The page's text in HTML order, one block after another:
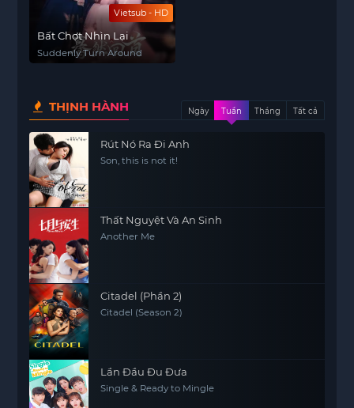
Vietsub - HD
Bất Chợt Nhìn Lại
Suddenly Turn Around
THỊNH HÀNH Ngày Tuần Tháng Tất cả
Rút Nó Ra Đi Anh
Son, this is not it!
Thất Nguyệt Và An Sinh
Another Me
Citadel (Phần 2)
Citadel (Season 2)
Lần Đầu Đu Đưa
Single & Ready to Mingle